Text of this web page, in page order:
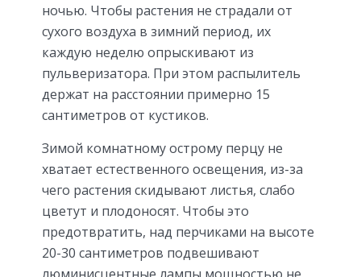
ночью. Чтобы растения не страдали от
сухого воздуха в зимний период, их
каждую неделю опрыскивают из
пульверизатора. При этом распылитель
держат на расстоянии примерно 15
сантиметров от кустиков.
Зимой комнатному острому перцу не
хватает естественного освещения, из-за
чего растения скидывают листья, слабо
цветут и плодоносят. Чтобы это
предотвратить, над перчиками на высоте
20-30 сантиметров подвешивают